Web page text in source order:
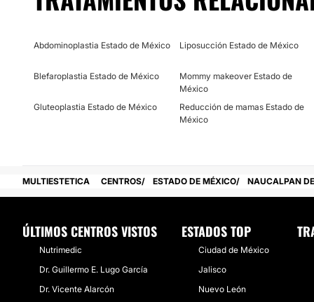
Financiación o facilidades de pago:
Abdominoplastia Estado de México Liposucción Estado de México
Blefaroplastia Estado de México
Mommy makeover Estado de
México
Gluteoplastia Estado de México
Reducción de mamas Estado de
México
MULTIESTETICA CENTROS ESTADO DE MÉXICO NAUCALPAN
ÚLTIMOS CENTROS VISTOS
Nutrimedic
Dr. Guillermo E. Lugo García
Dr. Vicente Alarcón
ESTADOS TOP
Ciudad de México
Jalisco
Nuevo León